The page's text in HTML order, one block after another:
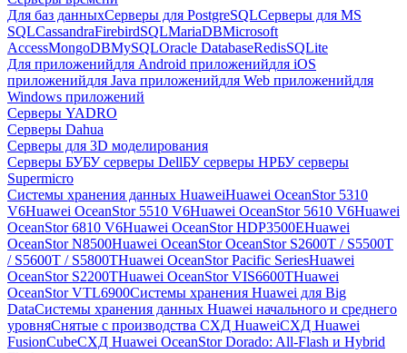
Для баз данныхСерверы для PostgreSQLСерверы для MS
SQLCassandraFirebirdSQLMariaDBMicrosoft
AccessMongoDBMySQLOracle DatabaseRedisSQLite
Для приложенийдля Android приложенийдля iOS
приложенийдля Java приложенийдля Web приложенийдля
Windows приложений
Серверы YADRO
Серверы Dahua
Серверы для 3D моделирования
Серверы БУБУ серверы DellБУ серверы HPБУ серверы
Supermicro
Системы хранения данных HuaweiHuawei OceanStor 5310
V6Huawei OceanStor 5510 V6Huawei OceanStor 5610 V6Huawei
OceanStor 6810 V6Huawei OceanStor HDP3500EHuawei
OceanStor N8500Huawei OceanStor OceanStor S2600T / S5500T
/ S5600T / S5800THuawei OceanStor Pacific SeriesHuawei
OceanStor S2200THuawei OceanStor VIS6600THuawei
OceanStor VTL6900Системы хранения Huawei для Big
DataСистемы хранения данных Huawei начального и среднего
уровняСнятые с производства СХД HuaweiСХД Huawei
FusionCubeСХД Huawei OceanStor Dorado: All-Flash и Hybrid